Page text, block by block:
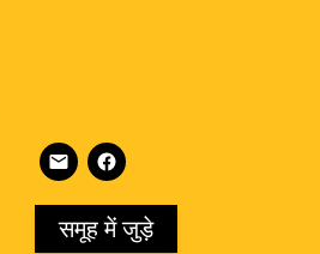
Follow XR Bracknell on
समूह में जुड़े